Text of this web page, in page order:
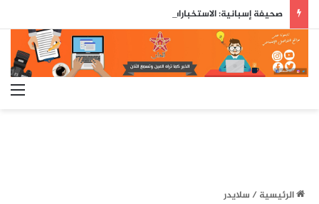
الرئيسية/ سلايدر